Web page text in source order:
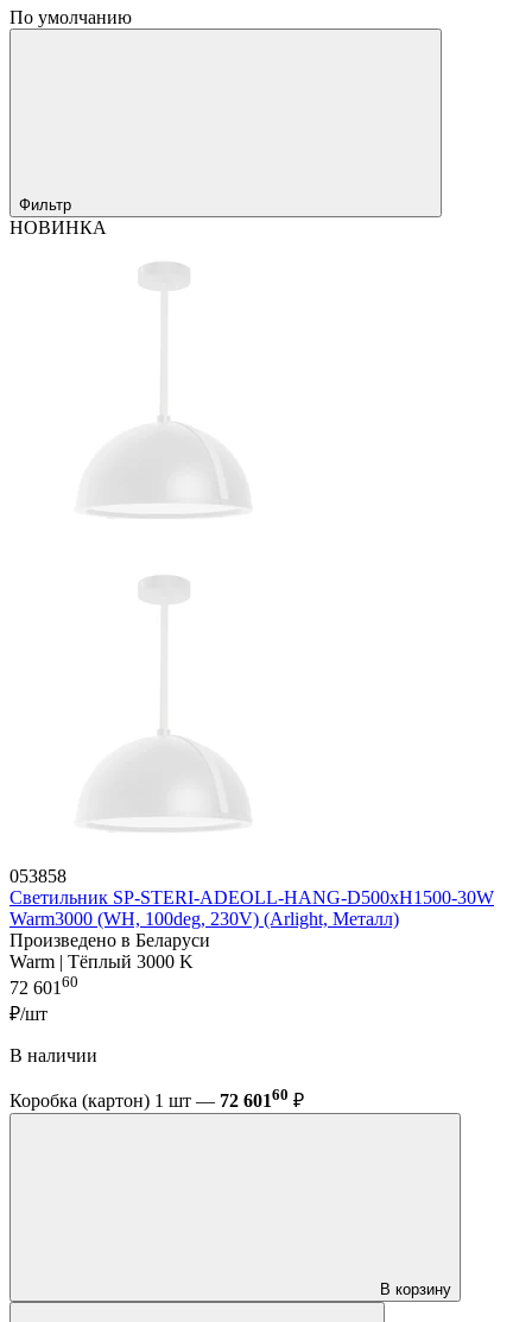
По умолчанию
Фильтр
НОВИНКА
053858
Светильник SP-STERI-ADEOLL-HANG-D500xH1500-30W
Warm3000 (WH, 100deg, 230V) (Arlight, Металл)
Произведено в Беларуси
Warm | Тёплый 3000 K
72 60160
₽/шт
В наличии
Коробка (картон) 1 шт — 72 60160 ₽
В корзину